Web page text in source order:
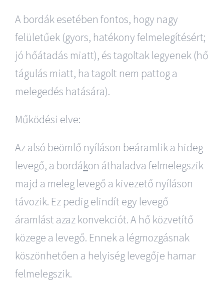
A bordák esetében fontos, hogy nagy
felületűek (gyors, hatékony felmelegítésért;
jó hőátadás miatt), és tagoltak legyenek (hő
tágulás miatt, ha tagolt nem pattog a
melegedés hatására).
Működési elve:
Az alsó beömlő nyíláson beáramlik a hideg
levegő, a bordákon áthaladva felmelegszik
majd a meleg levegő a kivezető nyíláson
távozik. Ez pedig elindít egy levegő
áramlást azaz konvekciót. A hő közvetítő
közege a levegő. Ennek a légmozgásnak
köszönhetően a helyiség levegője hamar
felmelegszik.